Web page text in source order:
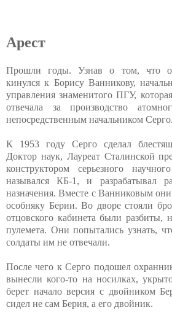
Арест
Прошли годы. Узнав о том, что
кинулся к Борису Ванникову,
управления знаменитого ПГУ,
отвечала за производство
непосредственным начальником Серго.
К 1953 году Серго сделал
Доктор наук, Лауреат Сталинской
конструктором серьезного
назывался КБ-1, и разрабатывал
назначения. Вместе с Ванниковым
особняку Берии. Во дворе стояли
отцовского кабинета были разбиты,
пулемета. Они попытались узнать,
солдаты им не отвечали.
После чего к Серго подошел
вынесли кого-то на носилках,
берет начало версия с двойником
сидел не сам Берия, а его двойник.